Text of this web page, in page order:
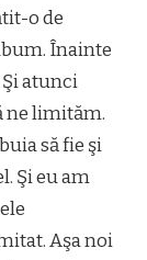
o de
Înainte
atunci
ne limităm.
să fie şi
Şi eu am
Aşa noi